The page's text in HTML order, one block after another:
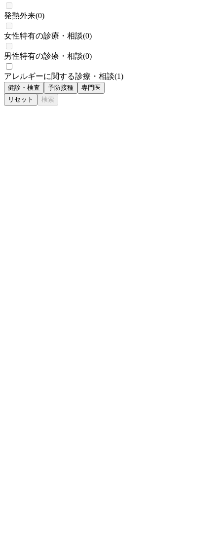
発熱外来(0)
女性特有の診療・相談(0)
男性特有の診療・相談(0)
アレルギーに関する診療・相談(1)
健診・検査 予防接種
専門医
リセット
検索